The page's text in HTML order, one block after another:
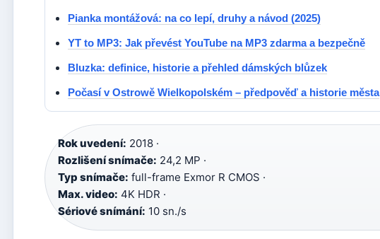
Pianka montážová: na co lepí, druhy a návod (2025)
YT to MP3: Jak převést YouTube na MP3 zdarma a bezpečně
Bluzka: definice, historie a přehled dámských blůzek
Počasí v Ostrowě Wielkopolském – předpověď a historie města
Rok uvedení: 2018 ·
Rozlišení snímače: 24,2 MP ·
Typ snímače: full-frame Exmor R CMOS ·
Max. video: 4K HDR ·
Sériové snímání: 10 sn./s